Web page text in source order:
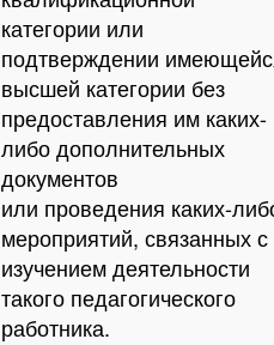
категории или
подтверждении
высшей категории без
предоставления им каких-
либо дополнительных
документов
или проведения каких-
мероприятий, связанных с
изучением деятельности
такого педагогического
работника.